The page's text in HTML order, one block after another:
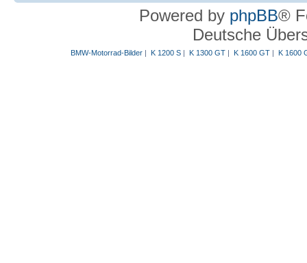
Powered by phpBB®
Deutsche
BMW-Motorrad-Bilder| K 1200 S| K 1300 GT| K 1600 GT| K 1600